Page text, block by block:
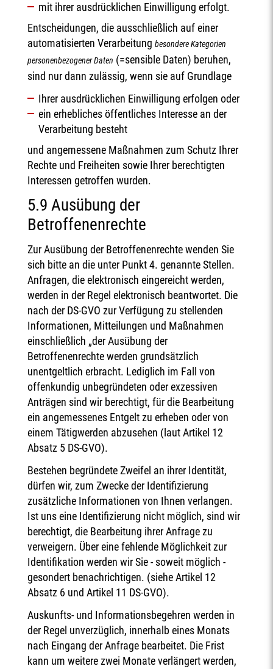
mit ihrer ausdrücklichen Einwilligung erfolgt.
Entscheidungen, die ausschließlich auf einer
automatisierten Verarbeitung besondere Kategorien
personenbezogener Daten (=sensible Daten) beruhen,
sind nur dann zulässig, wenn sie auf Grundlage
Ihrer ausdrücklichen Einwilligung erfolgen oder
ein erhebliches öffentliches Interesse an der
Verarbeitung besteht
und angemessene Maßnahmen zum Schutz Ihrer
Rechte und Freiheiten sowie Ihrer berechtigten
Interessen getroffen wurden.
5.9 Ausübung der
Betroffenenrechte
Zur Ausübung der Betroffenenrechte wenden Sie
sich bitte an die unter Punkt 4. genannte Stellen.
Anfragen, die elektronisch eingereicht werden,
werden in der Regel elektronisch beantwortet. Die
nach der DS-GVO zur Verfügung zu stellenden
Informationen, Mitteilungen und Maßnahmen
einschließlich „der Ausübung der
Betroffenenrechte werden grundsätzlich
unentgeltlich erbracht. Lediglich im Fall von
offenkundig unbegründeten oder exzessiven
Anträgen sind wir berechtigt, für die Bearbeitung
ein angemessenes Entgelt zu erheben oder von
einem Tätigwerden abzusehen (laut Artikel 12
Absatz 5 DS-GVO).
Bestehen begründete Zweifel an ihrer Identität,
dürfen wir, zum Zwecke der Identifizierung
zusätzliche Informationen von Ihnen verlangen.
Ist uns eine Identifizierung nicht möglich, sind wir
berechtigt, die Bearbeitung ihrer Anfrage zu
verweigern. Über eine fehlende Möglichkeit zur
Identifikation werden wir Sie - soweit möglich -
gesondert benachrichtigen. (siehe Artikel 12
Absatz 6 und Artikel 11 DS-GVO).
Auskunfts- und Informationsbegehren werden in
der Regel unverzüglich, innerhalb eines Monats
nach Eingang der Anfrage bearbeitet. Die Frist
kann um weitere zwei Monate verlängert werden,